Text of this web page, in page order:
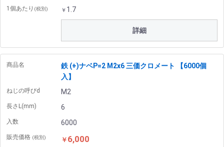
1個あたり (税別) ￥ 1.7
詳細
商品名
鉄 (+)ナベP=2 M2x6 三価クロメート 【6000個
入】
ねじの呼びd M2
長さL(mm) 6
入数 6000
販売価格 (税別) ￥ 6,000